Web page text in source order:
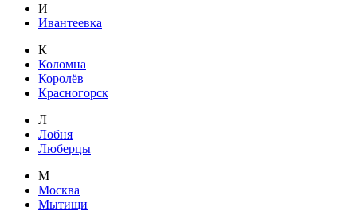
И
Ивантеевка
К
Коломна
Королёв
Красногорск
Л
Лобня
Люберцы
М
Москва
Мытищи